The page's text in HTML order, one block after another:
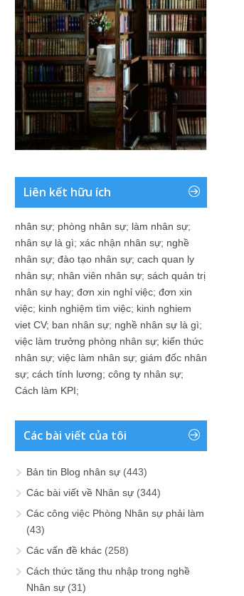
Liên kết hữu ích
nhân sự; phòng nhân sự; làm nhân sự;
nhân sự là gì; xác nhận nhân sự; nghề
nhân sự; đào tạo nhân sự; cach quan ly
nhân sự; nhân viên nhân sự; sách quản trị
nhân sự hay; đơn xin nghỉ việc; đơn xin
việc; kinh nghiệm tìm việc; kinh nghiem
viet CV; ban nhân sự; nghề nhân sự là gì;
việc làm trưởng phòng nhân sự; kiến thức
nhân sự; việc làm nhân sự; giám đốc nhân
sự; cách tính lương; công ty nhân sự;
Cách làm KPI;
Các bài viết của tôi
Bản tin Blog nhân sự (443)
Các bài viết về Nhân sự (344)
Các công việc Phòng Nhân sự phải làm
(43)
Các vấn đề khác (258)
Cách thức tăng thu nhập trong nghề
Nhân sự (31)